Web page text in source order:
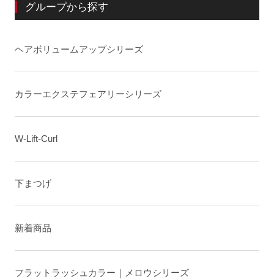
グループから探す
ヘアボリュームアップシリーズ
カラーエクステフェアリーシリーズ
W-Lift-Curl
下まつげ
新着商品
フラットラッシュカラー｜メロウシリーズ